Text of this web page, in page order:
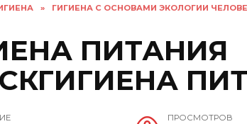
» ГИГИЕНА С ОСНОВАМИ ЭКОЛОГИИ
ПИТАНИЯ
ПРОСМОТРОВ